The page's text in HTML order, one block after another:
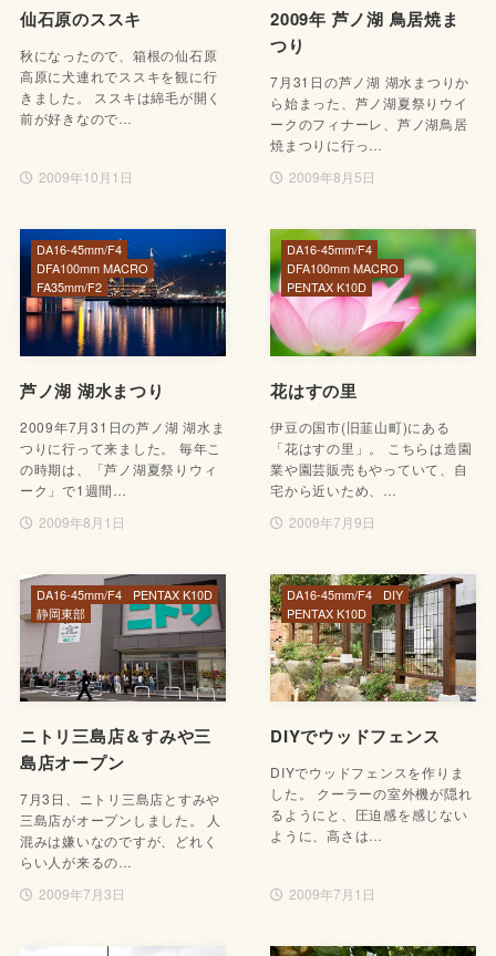
仙石原のススキ
秋になったので、箱根の仙石原
高原に犬連れでススキを観に行
きました。 ススキは綿毛が開く
前が好きなので…
2009年10月1日
2009年 芦ノ湖 鳥居焼ま
つり
7月31日の芦ノ湖 湖水まつりか
ら始まった、芦ノ湖夏祭りウイ
ークのフィナーレ、芦ノ湖鳥居
焼まつりに行っ…
2009年8月5日
芦ノ湖 湖水まつり
2009年7月31日の芦ノ湖 湖水ま
つりに行って来ました。 毎年こ
の時期は、「芦ノ湖夏祭りウィ
ーク」で1週間…
2009年8月1日
DA16-45mm/F4
DFA100mm MACRO
FA35mm/F2
花はすの里
伊豆の国市(旧韮山町)にある
「花はすの里」。 こちらは造園
業や園芸販売もやっていて、自
宅から近いため、…
2009年7月9日
DA16-45mm/F4
DFA100mm MACRO
PENTAX K10D
ニトリ三島店＆すみや三
島店オープン
7月3日、ニトリ三島店とすみや
三島店がオープンしました。 人
混みは嫌いなのですが、どれく
らい人が来るの…
2009年7月3日
DA16-45mm/F4
PENTAX K10D
静岡東部
DIYでウッドフェンス
DIYでウッドフェンスを作りま
した。 クーラーの室外機が隠れ
るようにと、圧迫感を感じない
ように、高さは…
2009年7月1日
DA16-45mm/F4
DIY
PENTAX K10D